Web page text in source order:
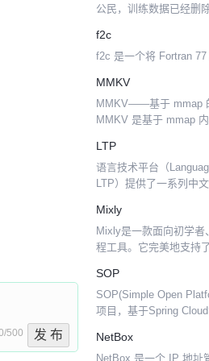
500 发 布
公民，训练数据已经删
型，现模型已开源，在
f2c
f2c 是一个将 Fortran 77
MMKV
MMKV——基于 mmap
MMKV 是基于 mmap
定性强...
LTP
语言技术平台（
LTP）提供了一系列中
句法分析等等工作。从
Mixly
Mixly是一款面向初学
程工具。它完美地支持
码界面对比显示的支持
SOP
SOP(Simple Open
项目，基于Spring
用方式，分别是：支付...
NetBox
NetBox 是一个 IP 地址